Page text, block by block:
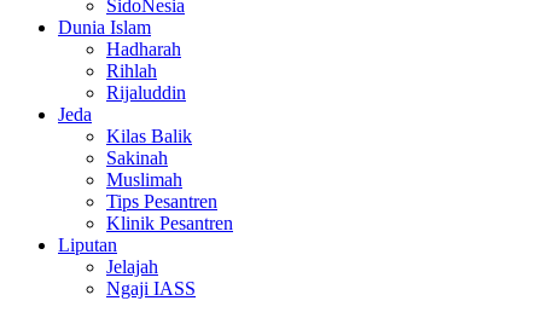
SidoNesia
Dunia Islam
Hadharah
Rihlah
Rijaluddin
Jeda
Kilas Balik
Sakinah
Muslimah
Tips Pesantren
Klinik Pesantren
Liputan
Jelajah
Ngaji IASS